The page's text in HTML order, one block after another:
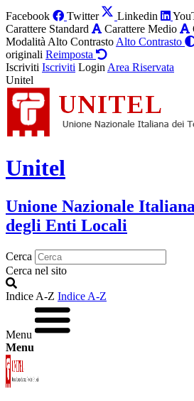
Facebook Twitter Linkedin
Carattere Standard
Carattere Medio
Modalità Alto Contrasto Alto Contrasto
originali Reimposta
Iscriviti Iscriviti Login Area Riservata
Unitel
Unitel
Unione Nazionale
degli Enti Locali
Cerca
Cerca nel sito
Indice A-Z Indice A-Z
Menu
Menu